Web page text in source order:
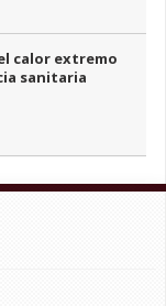
calor extremo
sanitaria